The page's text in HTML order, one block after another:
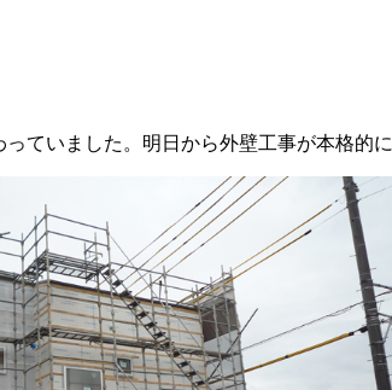
ていました。明日から外壁工事が本格的に